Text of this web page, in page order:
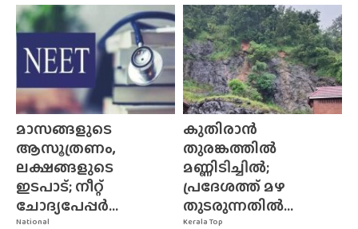
National
മാസങ്ങളുടെ
ആസൂത്രണം,
ലക്ഷങ്ങളുടെ
ഇടപാട്; നീറ്റ്
ചോദ്യപേപ്പർ...
Kerala Top
കുതിരാൻ
തുരങ്കത്തിൽ
മണ്ണിടിച്ചിൽ;
പ്രദേശത്ത് മഴ
തുടരുന്നതിൽ...